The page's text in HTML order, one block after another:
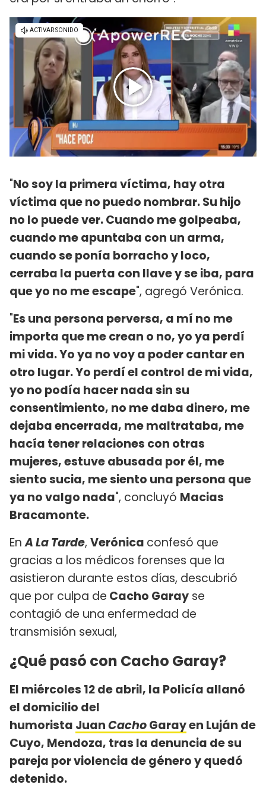
"No soy la primera víctima, hay otra
víctima que no puedo nombrar. Su hijo
no lo puede ver. Cuando me golpeaba,
cuando me apuntaba con un arma,
cuando se ponía borracho y loco,
cerraba la puerta con llave y se iba, para
que yo no me escape", agregó Verónica.
"Es una persona perversa, a mí no me
importa que me crean o no, yo ya perdí
mi vida. Yo ya no voy a poder cantar en
otro lugar. Yo perdí el control de mi vida,
yo no podía hacer nada sin su
consentimiento, no me daba dinero, me
dejaba encerrada, me maltrataba, me
hacía tener relaciones con otras
mujeres, estuve abusada por él, me
siento sucia, me siento una persona que
ya no valgo nada", concluyó Macias
Bracamonte.
EnA La Tarde, Verónica confesó que
gracias a los médicos forenses que la
asistieron durante estos días, descubrió
que por culpa de Cacho Garay se
contagió de una enfermedad de
transmisión sexual,
¿Qué pasó con Cacho Garay?
El miércoles 12 de abril, la Policía allanó
el domicilio del
humorista JuanCachoGarayen Luján de
Cuyo, Mendoza, tras la denuncia de su
pareja por violencia de género y quedó
detenido.